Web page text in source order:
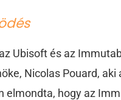
Ubisoft és az
Nicolas Pouard, aki
elmondta, hogy az